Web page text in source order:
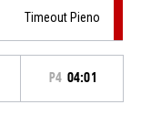
Timeout Pieno
P4 04:01